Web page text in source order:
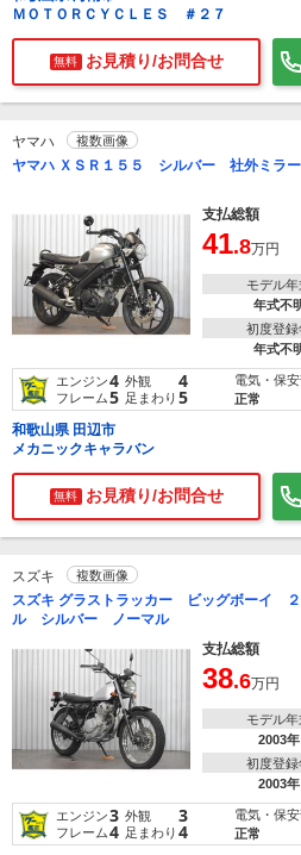
ＭＯＴＯＲＣＹＣＬＥＳ ＃２７
無料 お見積り/お問合せ
ヤマハ 複数画像
ヤマハ ＸＳＲ１５５ シルバー 社外ミラー
支払総額
41.8万円
モデル年
年式不
初度登録
年式不
エンジン4 外観 4
フレーム5 足まわり 5
電気・保
正常
和歌山県 田辺市
メカニックキャラバン
無料 お見積り/お問合せ
スズキ 複数画像
スズキ グラストラッカー ビッグボーイ ２
ル シルバー ノーマル
支払総額
38.6万円
モデル年
2003年
初度登録
2003年
エンジン3 外観 3
フレーム4 足まわり 4
電気・保
正常